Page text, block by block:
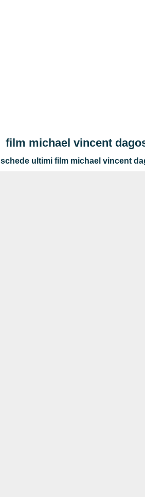
film michael vincent
schede ultimi film michael vincent